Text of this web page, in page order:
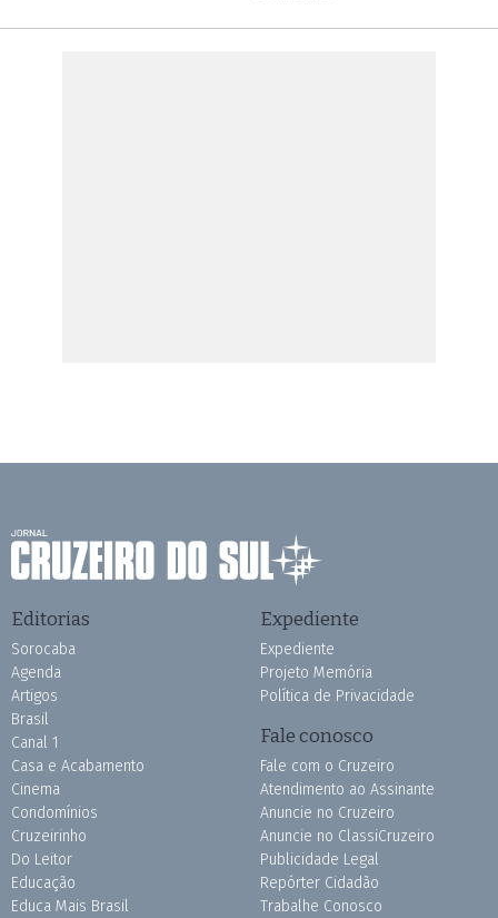
Editorias
Sorocaba
Agenda
Artigos
Brasil
Canal 1
Casa e Acabamento
Cinema
Condomínios
Cruzeirinho
Do Leitor
Educação
Educa Mais Brasil
Expediente
Expediente
Projeto Memória
Política de Privacidade
Fale conosco
Fale com o Cruzeiro
Atendimento ao Assinante
Anuncie no Cruzeiro
Anuncie no ClassiCruzeiro
Publicidade Legal
Repórter Cidadão
Trabalhe Conosco